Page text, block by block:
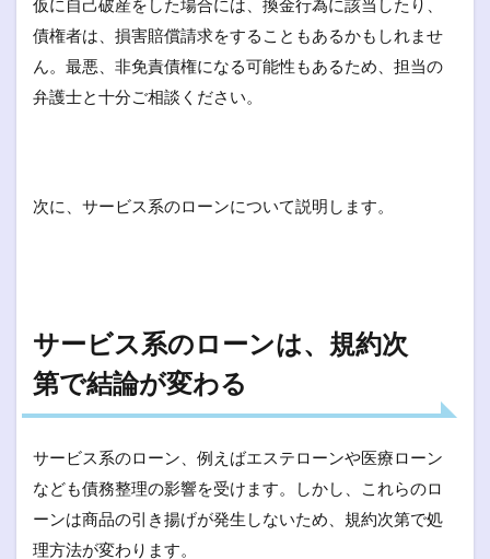
仮に自己破産をした場合には、換金行為に該当したり、
債権者は、損害賠償請求をすることもあるかもしれませ
ん。最悪、非免責債権になる可能性もあるため、担当の
弁護士と十分ご相談ください。
次に、サービス系のローンについて説明します。
サービス系のローンは、規約次
第で結論が変わる
サービス系のローン、例えばエステローンや医療ローン
なども債務整理の影響を受けます。しかし、これらのロ
ーンは商品の引き揚げが発生しないため、規約次第で処
理方法が変わります。